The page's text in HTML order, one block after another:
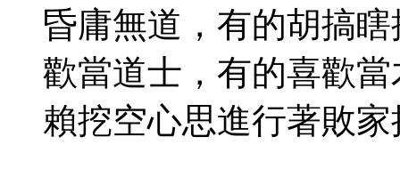
昏庸無道，有的胡搞
歡當道士，有的喜歡
賴挖空心思進行著敗